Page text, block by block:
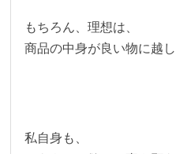
もちろん、理想は、
商品の中身が良い物に越
私自身も、